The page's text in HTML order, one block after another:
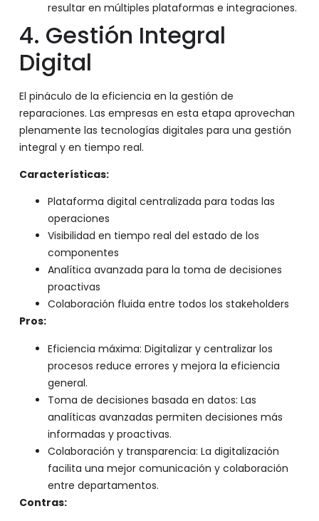
resultar en múltiples plataformas e integraciones.
4. Gestión Integral
Digital
El pináculo de la eficiencia en la gestión de
reparaciones. Las empresas en esta etapa aprovechan
plenamente las tecnologías digitales para una gestión
integral y en tiempo real.
Características:
Plataforma digital centralizada para todas las
operaciones
Visibilidad en tiempo real del estado de los
componentes
Analítica avanzada para la toma de decisiones
proactivas
Colaboración fluida entre todos los stakeholders
Pros:
Eficiencia máxima: Digitalizar y centralizar los
procesos reduce errores y mejora la eficiencia
general.
Toma de decisiones basada en datos: Las
analíticas avanzadas permiten decisiones más
informadas y proactivas.
Colaboración y transparencia: La digitalización
facilita una mejor comunicación y colaboración
entre departamentos.
Contras: